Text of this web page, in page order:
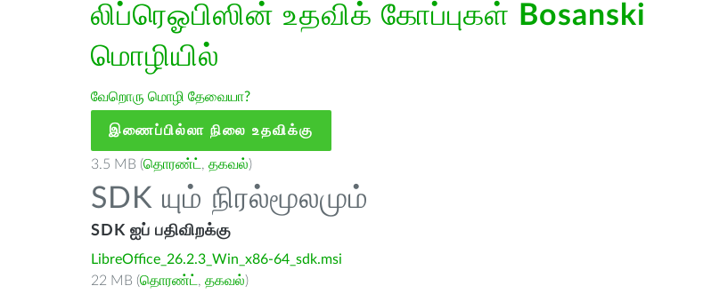
லிப்ரெஓபிஸின் உதவிக் கோப்புகள் Bosanski
மொழியில்
வேறொரு மொழி தேவையா?
இணைப்பில்லா நிலை உதவிக்கு
3.5 MB (தொரண்ட் , தகவல்)
SDK யும் நிரல்மூலமும்
SDK ஐப் பதிவிறக்கு
LibreOffice_26.2.3_Win_x86-64_sdk.msi
22 MB (தொரண்ட் , தகவல்)